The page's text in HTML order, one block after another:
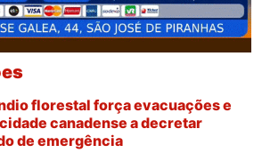
florestal força evacuações e
canadense a decretar
de emergência